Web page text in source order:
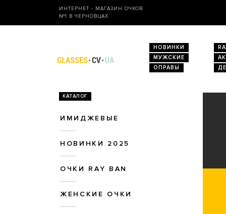
ИНТЕРНЕТ - МАГАЗИН ОЧКОВ
№1 В ЧЕРНОВЦАХ
НОВИНКИ
МУЖСКИЕ
ОПРАВЫ
КАТАЛОГ
ИМИДЖЕВЫЕ
НОВИНКИ 2025
ОЧКИ RAY BAN
ЖЕНСКИЕ ОЧКИ